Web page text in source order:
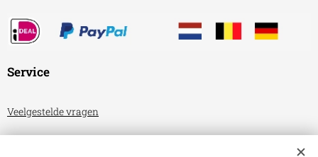
Service
Veelgestelde vragen